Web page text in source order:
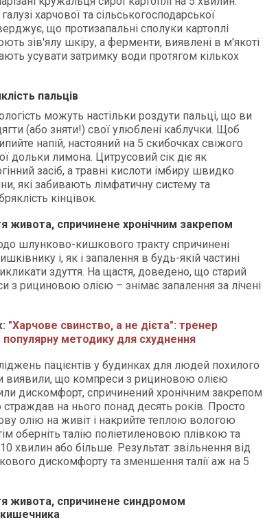
харчової та сільськогосподарської
що протизапальні сполуки картоплі
зів'ялу шкіру, а ферменти, виявлені в м'якоті
усувати затримку води протягом кількох
пальців
можуть настільки роздути пальці, що ви
(або зняти!) свої улюблені каблучки. Щоб
напій, настояний на 5 скибочках свіжого
дольки лимона. Цитрусовий сік діє як
засіб, а травні кислоти імбиру швидко
які забивають лімфатичну систему та
кінцівок.
живота, спричинене хронічним закрепом
шлунково-кишкового тракту спричинені
і, як і запалення в будь-якій частині
здуття. На щастя, доведено, що старий
з рициновою олією – знімає запалення за лічені
"Харчове свинство, а не дієта": тренер
популярну методику для схуднення
пацієнтів у будинках для людей похилого
виявили, що компреси з рициновою олією
дискомфорт, спричинений хронічним закрепом
страждав на нього понад десять років. Просто
олію на живіт і накрийте теплою вологою
оберніть талію поліетиленовою плівкою та
хвилин або більше. Результат: звільнення від
дискомфорту та зменшення талії аж на 5
живота, спричинене синдромом